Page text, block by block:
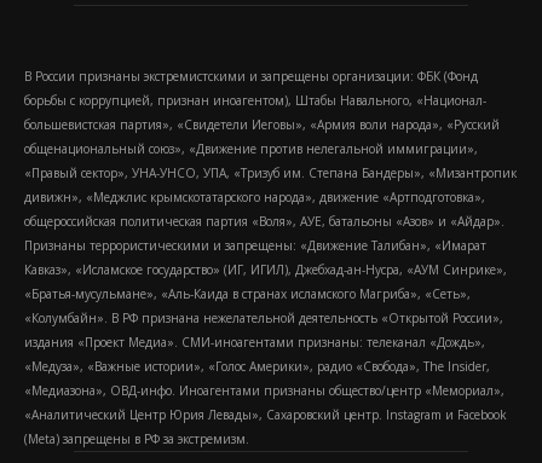
В России признаны экстремистскими и запрещены организации: ФБК (Фонд
борьбы с коррупцией, признан иноагентом), Штабы Навального, «Национал-
большевистская партия», «Свидетели Иеговы», «Армия воли народа», «Русский
общенациональный союз», «Движение против нелегальной иммиграции»,
«Правый сектор», УНА-УНСО, УПА, «Тризуб им. Степана Бандеры», «Мизантропик
дивижн», «Меджлис крымскотатарского народа», движение «Артподготовка»,
общероссийская политическая партия «Воля», АУЕ, батальоны «Азов» и «Айдар».
Признаны террористическими и запрещены: «Движение Талибан», «Имарат
Кавказ», «Исламское государство» (ИГ, ИГИЛ), Джебхад-ан-Нусра, «АУМ Синрике»,
«Братья-мусульмане», «Аль-Каида в странах исламского Магриба», «Сеть»,
«Колумбайн». В РФ признана нежелательной деятельность «Открытой России»,
издания «Проект Медиа». СМИ-иноагентами признаны: телеканал «Дождь»,
«Медуза», «Важные истории», «Голос Америки», радио «Свобода», The Insider,
«Медиазона», ОВД-инфо. Иноагентами признаны общество/центр «Мемориал»,
«Аналитический Центр Юрия Левады», Сахаровский центр. Instagram и Facebook
(Metа) запрещены в РФ за экстремизм.